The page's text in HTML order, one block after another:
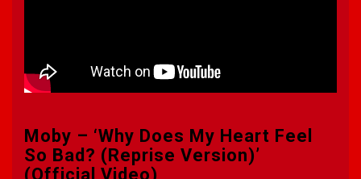
Moby – ‘Why Does My Heart Feel
So Bad? (Reprise Version)’
(Official Video)